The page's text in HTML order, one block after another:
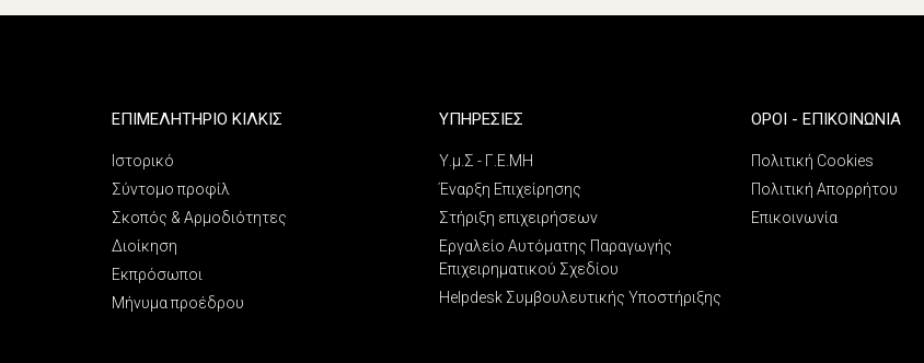
ΕΠΙΜΕΛΗΤΗΡΙΟ ΚΙΛΚΙΣ
Ιστορικό
Σύντομο προφίλ
Σκοπός & Αρμοδιότητες
Διοίκηση
Εκπρόσωποι
Μήνυμα προέδρου
ΥΠΗΡΕΣΙΕΣ
Υ.μ.Σ - Γ.Ε.ΜΗ
Έναρξη Επιχείρησης
Στήριξη επιχειρήσεων
Εργαλείο Αυτόματης Παραγωγής
Επιχειρηματικού Σχεδίου
Helpdesk Συμβουλευτικής Υποστήριξης
ΌΡΟΙ - ΕΠΙΚΟΙΝΩΝΊΑ
Πολιτική Cookies
Πολιτική Απορρήτου
Επικοινωνία